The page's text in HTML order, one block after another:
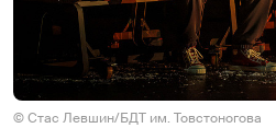
© Стас Левшин/БДТ им. Товстоногова